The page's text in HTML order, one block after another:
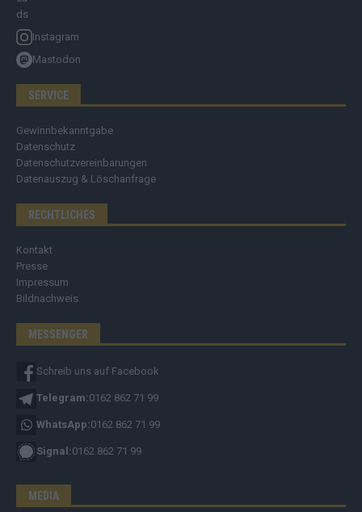
Instagram
Mastodon
SERVICE
Gewinnbekanntgabe
Datenschutz
Datenschutzvereinbarungen
Datenauszug & Löschanfrage
RECHTLICHES
Kontakt
Presse
Impressum
Bildnachweis
MESSENGER
Schreib uns auf Facebook
Telegram:0162 862 71 99
WhatsApp:0162 862 71 99
Signal:0162 862 71 99
MEDIA